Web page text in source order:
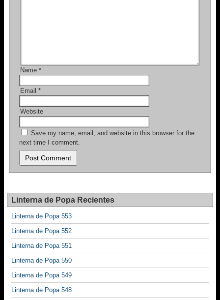
Name *
Email *
Website
Save my name, email, and website in this browser for the
next time I comment.
Linterna de Popa Recientes
Linterna de Popa 553
Linterna de Popa 552
Linterna de Popa 551
Linterna de Popa 550
Linterna de Popa 549
Linterna de Popa 548